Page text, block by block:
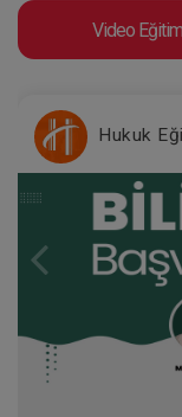
Video
Hukuk